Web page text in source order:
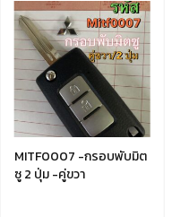
MITF0007 -กรอบพับมิต
ซู 2 ปุ่ม -คู่ขวา